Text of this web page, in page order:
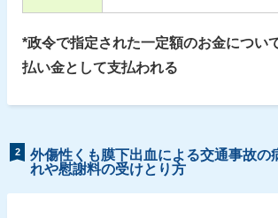
*政令で指定された一定額のお金につい
払い金として支払われる
2
外傷性くも膜下出血による交通事故の
れや慰謝料の受けとり方